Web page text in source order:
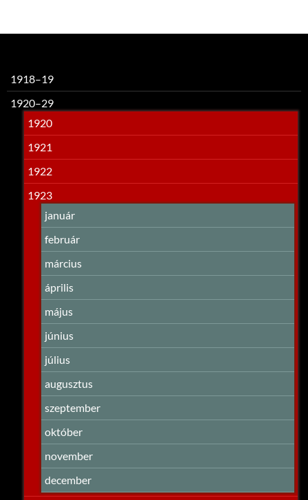
1918–19
1920–29
1920
1921
1922
1923
január
február
március
április
május
június
július
augusztus
szeptember
október
november
december